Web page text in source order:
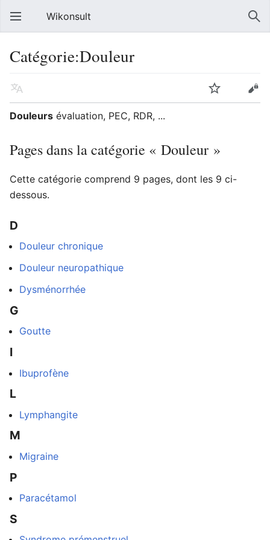
Wikonsult
Catégorie:Douleur
Lire
Douleurs évaluation, PEC, RDR, ...
Pages dans la catégorie « Douleur »
Cette catégorie comprend 9 pages, dont les 9 ci-
dessous.
D
Douleur chronique
Douleur neuropathique
Dysménorrhée
G
Goutte
I
Ibuprofène
L
Lymphangite
M
Migraine
P
Paracétamol
S